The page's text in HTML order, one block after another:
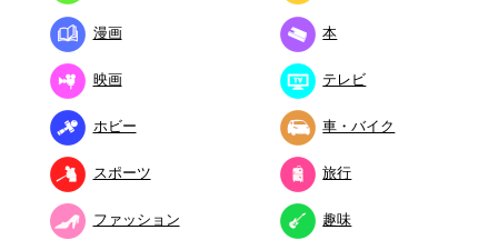
漫画 本
映画 テレビ
ホビー 車・バイク
スポーツ 旅行
ファッション 趣味